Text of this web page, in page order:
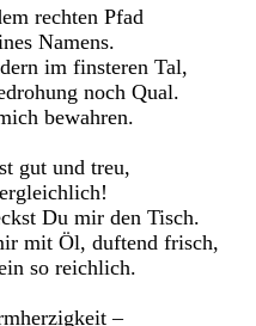
rechten Pfad
Namens.
im finsteren Tal,
noch Qual.
bewahren.
gut und treu,
Du mir den Tisch.
mit Öl, duftend frisch,
so reichlich.
–